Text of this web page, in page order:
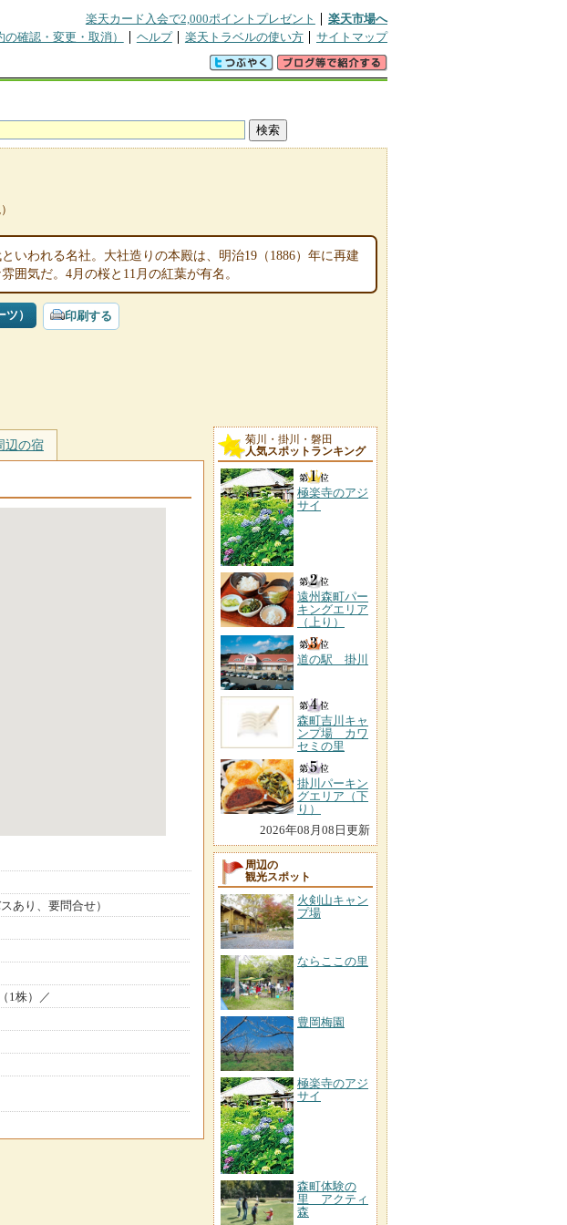
楽天カード入会で2,000ポイントプレゼント
楽天市場へ
確認・変更・取消） ヘルプ 楽天トラベルの使い方 サイトマップ
いわれる名社。大社造りの本殿は、明治19（1886）年に再建
囲気だ。4月の桜と11月の紅葉が有名。
） 印刷する
辺の宿
あり、要問合せ）
1株）／
菊川・掛川・磐田
人気スポットランキング
極楽寺のアジ
サイ
遠州森町パー
キングエリア
（上り）
道の駅 掛川
森町吉川キャ
ンプ場 カワ
セミの里
掛川パーキン
グエリア（下
り）
2026年08月08日更新
周辺の
観光スポット
火剣山キャン
プ場
ならここの里
豊岡梅園
極楽寺のアジ
サイ
森町体験の
里 アクティ
森